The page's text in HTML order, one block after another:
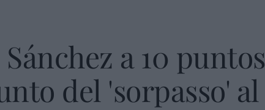
a 10 puntos
del 'sorpasso' al